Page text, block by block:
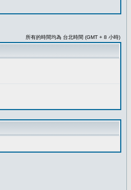
所有的時間均為 台北時間 (GMT + 8 小時)